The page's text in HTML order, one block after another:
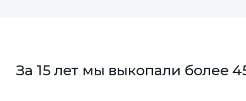
За 15 лет мы выкопали более